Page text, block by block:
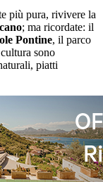
più pura, rivivere la
; ma ricordate: il
Pontine, il parco
sono
piatti